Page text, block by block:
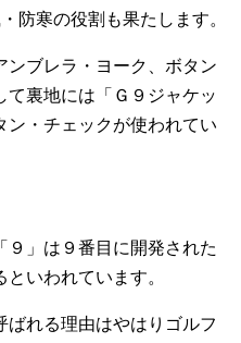
防寒の役割も果たします。
ンブレラ・ヨーク、ボタン
裏地には「Ｇ９ジャケッ
ン・チェックが使われてい
９」は９番目に開発された
いわれています。
ばれる理由はやはりゴルフ